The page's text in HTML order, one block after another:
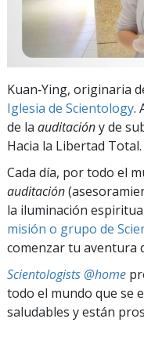
Kuan‑Ying, originaria
Iglesia de Scientology.
de la auditacióny de
Hacia la Libertad Total.
Cada día, por todo el
auditación
la iluminación
misión o grupo de
comenzar tu aventura
Scientologists @home
todo el mundo que se
saludables y están